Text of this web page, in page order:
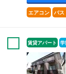
エアコン バス
賃貸アパート